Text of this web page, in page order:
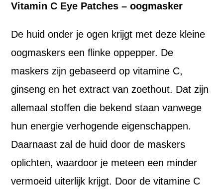
Vitamin C Eye Patches – oogmasker
De huid onder je ogen krijgt met deze kleine
oogmaskers een flinke oppepper. De
maskers zijn gebaseerd op vitamine C,
ginseng en het extract van zoethout. Dat zijn
allemaal stoffen die bekend staan vanwege
hun energie verhogende eigenschappen.
Daarnaast zal de huid door de maskers
oplichten, waardoor je meteen een minder
vermoeid uiterlijk krijgt. Door de vitamine C